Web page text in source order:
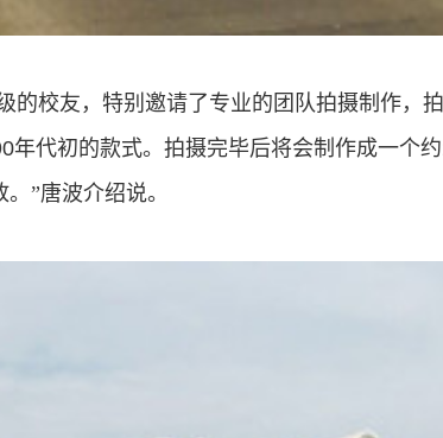
的校友，特别邀请了专业的团队拍摄制作，
年代初的款式。拍摄完毕后将会制作成一个约
”唐波介绍说。